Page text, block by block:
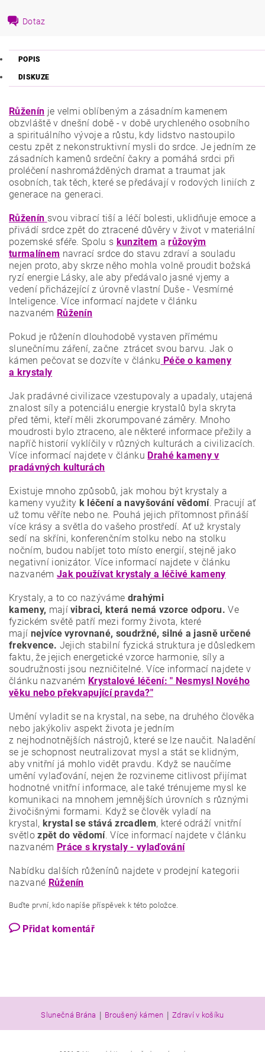
Dotaz
POPIS
DISKUZE
Růženín je velmi oblíbeným a zásadním kamenem
obzvláště v dnešní době - v době urychleného osobního
a spirituálního vývoje a růstu, kdy lidstvo nastoupilo
cestu zpět z nekonstruktivní mysli do srdce. Je jedním ze
zásadních kamenů srdeční čakry a pomáhá srdci při
proléčení nashromážděných dramat a traumat jak
osobních, tak těch, které se předávají v rodových liniích z
generace na generaci.
Růženín svou vibrací tiší a léčí bolesti, uklidňuje emoce a
přivádí srdce zpět do ztracené důvěry v život v materiální
pozemské sféře. Spolu s kunzitem arůžovým
turmalínem navrací srdce do stavu zdraví a souladu
nejen proto, aby skrze něho mohla volně proudit božská
ryzí energie Lásky, ale aby předávalo jasné vjemy a
vedení přicházející z úrovně vlastní Duše - Vesmírné
Inteligence. Více informací najdete v článku
nazvaném Růženín
Pokud je růženín dlouhodobě vystaven přímému
slunečnímu záření, začne ztrácet svou barvu. Jak o
kámen pečovat se dozvíte v článku Péče o kameny
a krystaly
Jak pradávné civilizace vzestupovaly a upadaly, utajená
znalost síly a potenciálu energie krystalů byla skryta
před těmi, kteří měli zkorumpované záměry. Mnoho
moudrosti bylo ztraceno, ale některé informace přežily a
napříč historií vyklíčily v různých kulturách a civilizacích.
Více informací najdete v článku Drahé kameny v
pradávných kulturách
Existuje mnoho způsobů, jak mohou být krystaly a
kameny využity k léčení a navyšování vědomí. Pracují ať
už tomu věříte nebo ne. Pouhá jejich přítomnost přináší
více krásy a světla do vašeho prostředí. Ať už krystaly
sedí na skříni, konferenčním stolku nebo na stolku
nočním, budou nabíjet toto místo energií, stejně jako
negativní ionizátor. Více informací najdete v článku
nazvaném Jak používat krystaly a léčivé kameny
Krystaly, a to co nazýváme drahými
kameny, majívibraci, která nemá vzorce odporu. Ve
fyzickém světě patří mezi formy života, které
mají nejvíce vyrovnané, soudržné, silné a jasně určené
frekvence. Jejich stabilní fyzická struktura je důsledkem
faktu, že jejich energetické vzorce harmonie, síly a
soudružnosti jsou nezničitelné. Více informací najdete v
článku nazvaném Krystalové léčení: " Nesmysl Nového
věku nebo překvapující pravda?"
Umění vyladit se na krystal, na sebe, na druhého člověka
nebo jakýkoliv aspekt života je jedním
z nejhodnotnějších nástrojů, které se lze naučit. Naladění
se je schopnost neutralizovat mysl a stát se klidným,
aby vnitřní já mohlo vidět pravdu. Když se naučíme
umění vylaďování, nejen že rozvineme citlivost přijímat
hodnotné vnitřní informace, ale také trénujeme mysl ke
komunikaci na mnohem jemnějších úrovních s různými
živočišnými formami. Když se člověk vyladí na
krystal, krystal se stává zrcadlem, které odráží vnitřní
světlozpět do vědomí. Více informací najdete v článku
nazvaném Práce s krystaly - vylaďování
Nabídku dalších růženínů najdete v prodejní kategorii
nazvané Růženín
Buďte první, kdo napíše příspěvek k této položce.
Přidat komentář
Slunečná Brána | Broušený kámen | Zdraví v košíku